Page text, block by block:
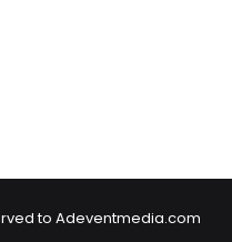
to Adeventmedia.com